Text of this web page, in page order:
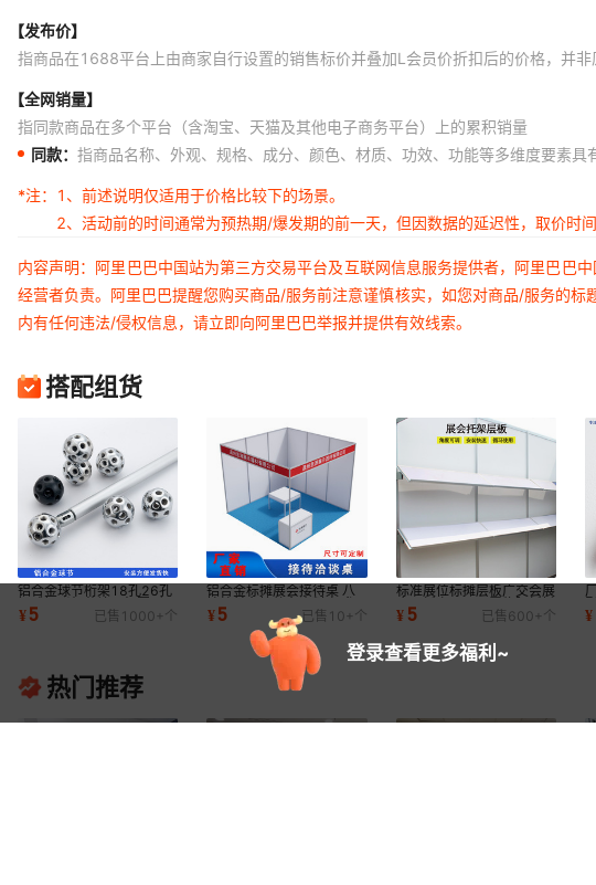
【发布价】
指商品在1688平台上由商家自行设置的销售标价并叠加L会员价折扣后的价格，并非
【全网销量】
指同款商品在多个平台（含淘宝、天猫及其他电子商务平台）上的累积销量
同款： 指商品名称、外观、规格、成分、颜色、材质、功效、功能等多维度要素
*注：
1、前述说明仅适用于价格比较下的场景。
2、活动前的时间通常为预热期/爆发期的前一天，但因数据的延迟性，取价
内容声明：阿里巴巴中国站为第三方交易平台及互联网信息服务提供者，阿里巴巴
经营者负责。阿里巴巴提醒您购买商品/服务前注意谨慎核实，如您对商品/服务的
内有任何违法/侵权信息，请立即向阿里巴巴举报并提供有效线索。
搭配组货
铝合金球节桁架18孔26孔
铝球铝联杆幕墙展架圆形万
向球接方五件套
¥5 已售 1000+ 个
铝合金标摊展会接待桌 八
棱柱前台接待台资料桌 参
展展览折叠桌子
¥5 已售 10+ 个
标准展位标摊层板广交会展
会层板产品展示置物隔板托
架活络托架
¥ 5 已售 600+ 个 ¥
热门推荐
登录查看更多福利~